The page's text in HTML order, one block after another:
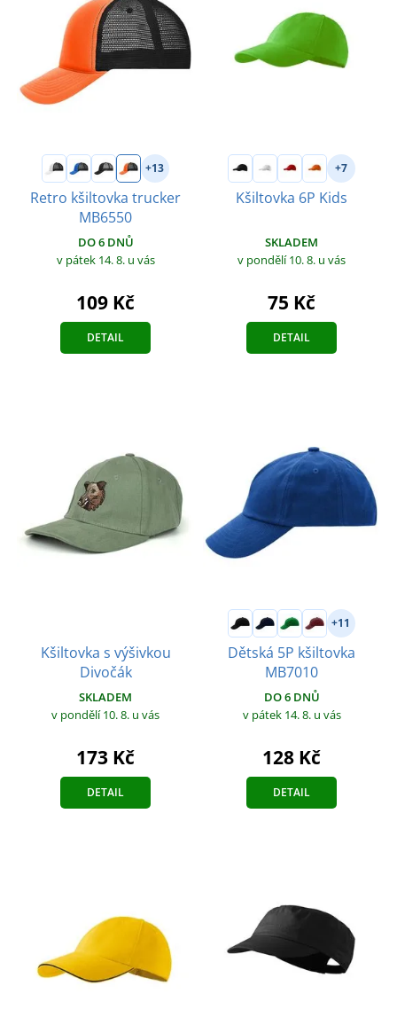
+13
Retro kšiltovka trucker
MB6550
DO 6 DNŮ
v pátek 14. 8. u vás
109 Kč
DETAIL
+7
Kšiltovka 6P Kids
SKLADEM
v pondělí 10. 8. u vás
75 Kč
DETAIL
Kšiltovka s výšivkou
Divočák
SKLADEM
v pondělí 10. 8. u vás
173 Kč
DETAIL
+11
Dětská 5P kšiltovka
MB7010
DO 6 DNŮ
v pátek 14. 8. u vás
128 Kč
DETAIL